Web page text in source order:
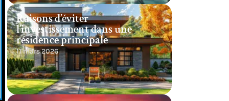
Raisons d’éviter
l’investissement dans une
résidence principale
11 mars 2026